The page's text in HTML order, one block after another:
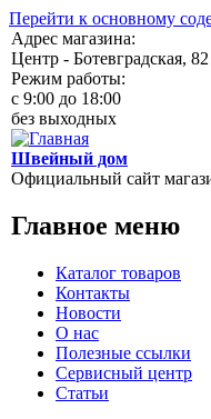
Перейти к основному
Адрес магазина:
Центр - Ботевградская, 82
Режим работы:
c 9:00 до 18:00
без выходных
Швейный дом
Официальный сайт
Главное меню
Каталог товаров
Контакты
Новости
О нас
Полезные ссылки
Сервисный центр
Статьи